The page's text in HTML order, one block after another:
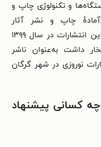
و تکنولوژی چاپ و
چاپ و نشر آثار
نویسندگان سراسر ایران است. این انتشارات در سال ۱۳۹۹
داشت به‌عنوان ناشر
نوروزی در شهر گرگان
کسانی پیشنهاد